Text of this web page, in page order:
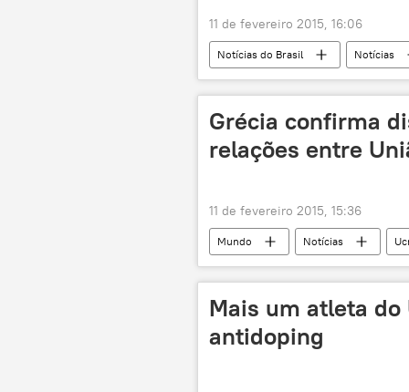
11 de fevereiro 2015, 16:06
Notícias do Brasil Notícias
Grécia confirma
relações entre
11 de fevereiro 2015, 15:36
Mundo Notícias
Sergei Lavrov
Nikos Kotzias
Mais um atleta do
antidoping